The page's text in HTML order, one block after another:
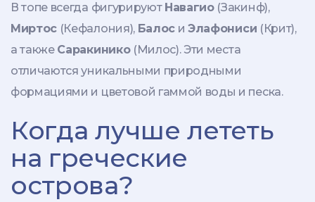
В топе всегда фигурируют Навагио(Закинф),
Миртос (Кефалония), Балос иЭлафониси (Крит),
а также Саракинико(Милос). Эти места
отличаются уникальными природными
формациями и цветовой гаммой воды и песка.
Когда лучше лететь
на греческие
острова?